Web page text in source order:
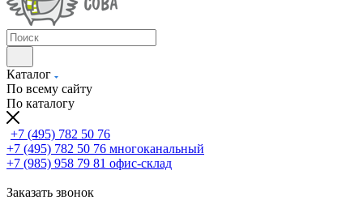
Каталог
По всему сайту
По каталогу
+7 (495) 782 50 76
+7 (495) 782 50 76 многоканальный
+7 (985) 958 79 81 офис-склад
Заказать звонок